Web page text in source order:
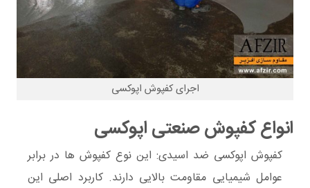
اجرای کفپوش اپوکسی
انواع کفپوش صنعتی اپوکسی
کفپوش اپوکسی ضد اسیدی: این نوع کفپوش ها در برابر
عوامل شیمیایی مقاومت بالایی دارند. کاربرد اصلی این